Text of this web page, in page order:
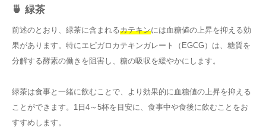
🍵 緑茶
前述のとおり、緑茶に含まれるカテキンには血糖値の上昇を抑える効
果があります。特にエピガロカテキンガレート（EGCG）は、糖質を
分解する酵素の働きを阻害し、糖の吸収を緩やかにします。
緑茶は食事と一緒に飲むことで、より効果的に血糖値の上昇を抑える
ことができます。1日4～5杯を目安に、食事中や食後に飲むことをお
すすめします。